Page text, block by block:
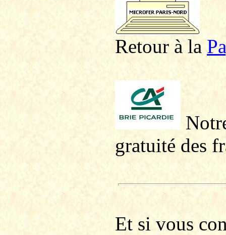
Retour à la P
gratuité des
Et si vous